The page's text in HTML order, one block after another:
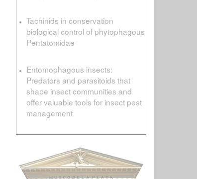
Tachinids in conservation
biological control of phytophagous
Pentatomidae
Entomophagous insects:
Predators and parasitoids that
shape insect communities and
offer valuable tools for insect pest
management